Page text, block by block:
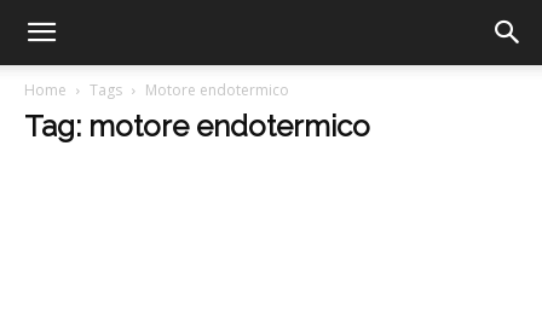
Home Tags Motore endotermico
Tag: motore endotermico